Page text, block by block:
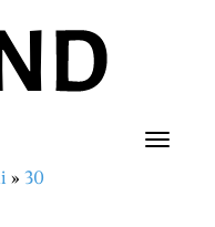
Toggle
30